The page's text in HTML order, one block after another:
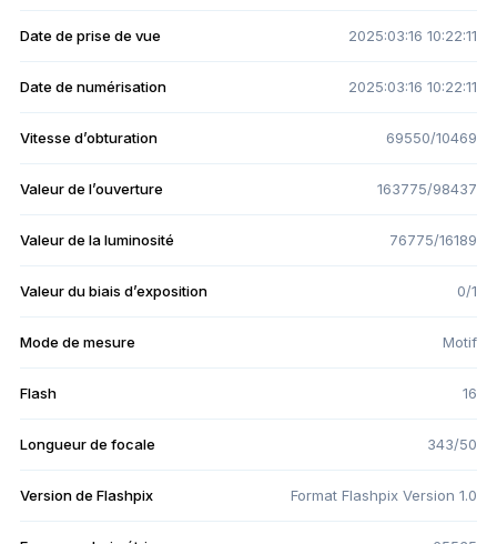
Date de prise de vue 2025:03:16 10:22:11
Date de numérisation 2025:03:16 10:22:11
Vitesse d’obturation 69550/10469
Valeur de l’ouverture 163775/98437
Valeur de la luminosité 76775/16189
Valeur du biais d’exposition 0/1
Mode de mesure Motif
Flash 16
Longueur de focale 343/50
Version de Flashpix Format Flashpix Version 1.0